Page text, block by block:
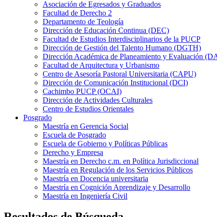
Asociación de Egresados y Graduados
Facultad de Derecho 2
Departamento de Teología
Dirección de Educación Continua (DEC)
Facultad de Estudios Interdisciplinarios de la PUCP
Dirección de Gestión del Talento Humano (DGTH)
Dirección Académica de Planeamiento y Evaluación
Facultad de Arquitectura y Urbanismo
Centro de Asesoría Pastoral Universitaria (CAPU)
Dirección de Comunicación Institucional (DCI)
Cachimbo PUCP (OCAI)
Dirección de Actividades Culturales
Centro de Estudios Orientales
Posgrado
Maestría en Gerencia Social
Escuela de Posgrado
Escuela de Gobierno y Políticas Públicas
Derecho y Empresa
Maestría en Derecho c.m. en Política Jurisdiccional
Maestría en Regulación de los Servicios Públicos
Maestría en Docencia universitaria
Maestría en Cognición Aprendizaje y Desarrollo
Maestría en Ingeniería Civil